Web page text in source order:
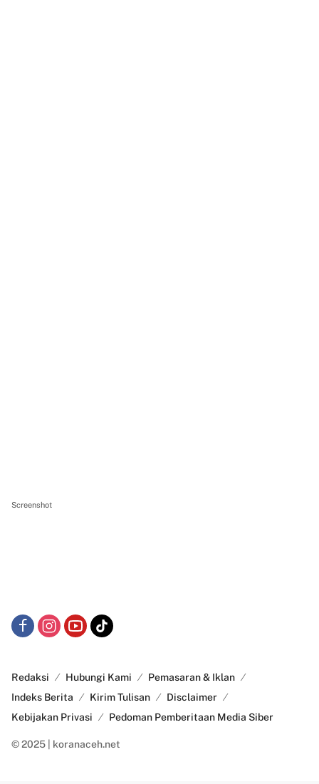
Screenshot
Redaksi Hubungi Kami
Pemasaran & Iklan
Indeks Berita
Kirim Tulisan
Disclaimer
Kebijakan Privasi
Pedoman Pemberitaan Media Siber
© 2025 | koranaceh.net